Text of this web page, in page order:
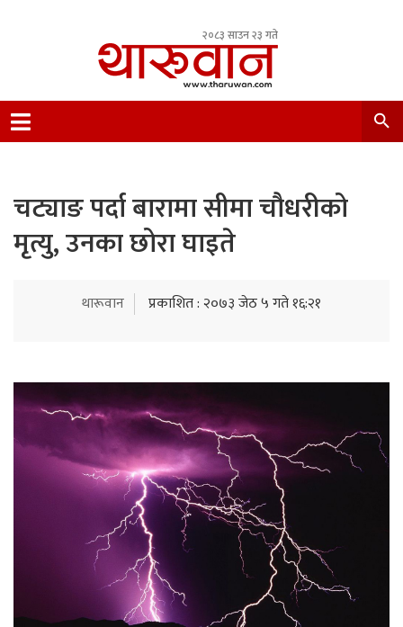
२०८३ साउन २३ गते
Nepal.
चट्याङ पर्दा बारामा सीमा चौधरीको
मृत्यु, उनका छोरा घाइते
थारूवान प्रकाशित : २०७३ जेठ ५ गते १६:२१